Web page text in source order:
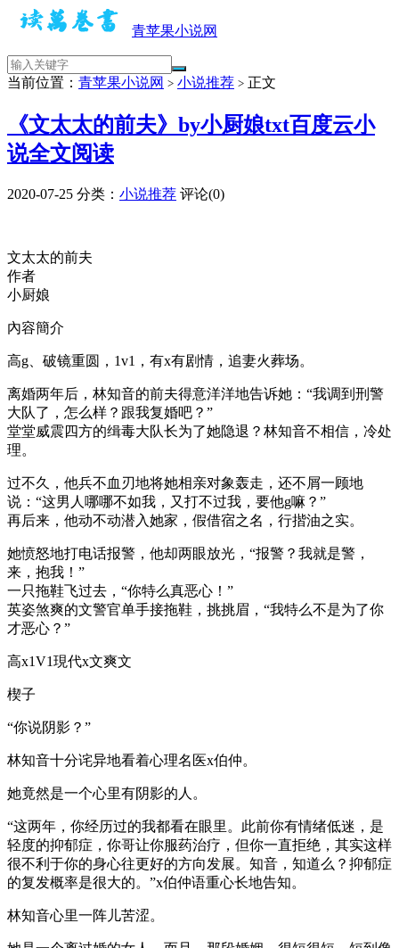
青苹果小说网
当前位置： 青苹果小说网 > 小说推荐 > 正文
《文太太的前夫》by小厨娘txt百度云小
说全文阅读
2020-07-25 分类： 小说推荐 评论(0)
文太太的前夫
作者
小厨娘
內容簡介
高g、破镜重圆，1v1，有x有剧情，追妻火葬场。
离婚两年后，林知音的前夫得意洋洋地告诉她：“我调到刑警
大队了，怎么样？跟我复婚吧？”
堂堂威震四方的缉毒大队长为了她隐退？林知音不相信，冷处
理。
过不久，他兵不血刃地将她相亲对象轰走，还不屑一顾地
说：“这男人哪哪不如我，又打不过我，要他g嘛？”
再后来，他动不动潜入她家，假借宿之名，行揩油之实。
她愤怒地打电话报警，他却两眼放光，“报警？我就是警，
来，抱我！”
一只拖鞋飞过去，“你特么真恶心！”
英姿煞爽的文警官单手接拖鞋，挑挑眉，“我特么不是为了你
才恶心？”
高x1V1現代x文爽文
楔子
“你说阴影？”
林知音十分诧异地看着心理名医x伯仲。
她竟然是一个心里有阴影的人。
“这两年，你经历过的我都看在眼里。此前你有情绪低迷，是
轻度的抑郁症，你哥让你服药治疗，但你一直拒绝，其实这样
很不利于你的身心往更好的方向发展。知音，知道么？抑郁症
的复发概率是很大的。”x伯仲语重心长地告知。
林知音心里一阵儿苦涩。